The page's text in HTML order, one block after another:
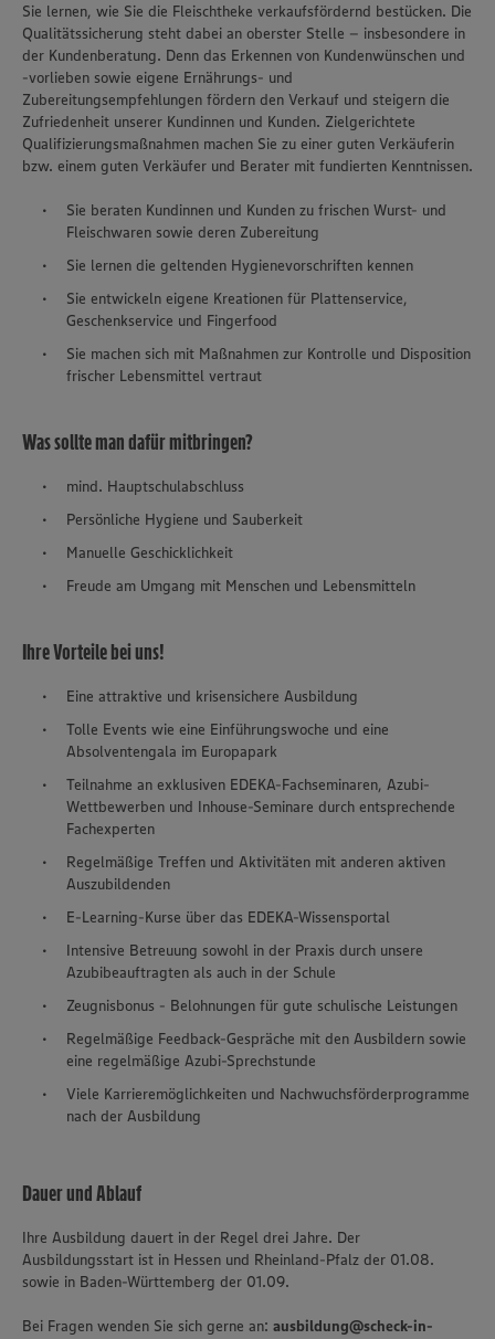
Sie lernen, wie Sie die Fleischtheke verkaufsfördernd bestücken. Die
Qualitätssicherung steht dabei an oberster Stelle – insbesondere in
der Kundenberatung. Denn das Erkennen von Kundenwünschen und
-vorlieben sowie eigene Ernährungs- und
Zubereitungsempfehlungen fördern den Verkauf und steigern die
Zufriedenheit unserer Kundinnen und Kunden. Zielgerichtete
Qualifizierungsmaßnahmen machen Sie zu einer guten Verkäuferin
bzw. einem guten Verkäufer und Berater mit fundierten Kenntnissen.
Sie beraten Kundinnen und Kunden zu frischen Wurst- und
Fleischwaren sowie deren Zubereitung
Sie lernen die geltenden Hygienevorschriften kennen
Sie entwickeln eigene Kreationen für Plattenservice,
Geschenkservice und Fingerfood
Sie machen sich mit Maßnahmen zur Kontrolle und Disposition
frischer Lebensmittel vertraut
Was sollte man dafür mitbringen?
mind. Hauptschulabschluss
Persönliche Hygiene und Sauberkeit
Manuelle Geschicklichkeit
Freude am Umgang mit Menschen und Lebensmitteln
Ihre Vorteile bei uns!
Eine attraktive und krisensichere Ausbildung
Tolle Events wie eine Einführungswoche und eine
Absolventengala im Europapark
Teilnahme an exklusiven EDEKA-Fachseminaren, Azubi-
Wettbewerben und Inhouse-Seminare durch entsprechende
Fachexperten
Regelmäßige Treffen und Aktivitäten mit anderen aktiven
Auszubildenden
E-Learning-Kurse über das EDEKA-Wissensportal
Intensive Betreuung sowohl in der Praxis durch unsere
Azubibeauftragten als auch in der Schule
Zeugnisbonus - Belohnungen für gute schulische Leistungen
Regelmäßige Feedback-Gespräche mit den Ausbildern sowie
eine regelmäßige Azubi-Sprechstunde
Viele Karrieremöglichkeiten und Nachwuchsförderprogramme
nach der Ausbildung
Dauer und Ablauf
Ihre Ausbildung dauert in der Regel drei Jahre. Der
Ausbildungsstart ist in Hessen und Rheinland-Pfalz der 01.08.
sowie in Baden-Württemberg der 01.09.
Bei Fragen wenden Sie sich gerne an: ausbildung@scheck-in-